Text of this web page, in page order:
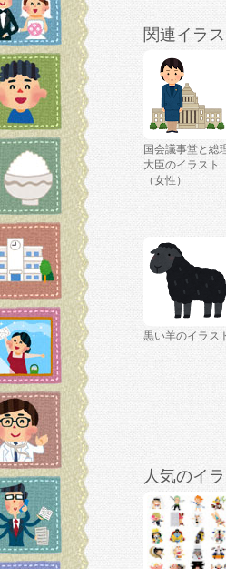
関連イラス
国会議事堂と総
大臣のイラスト
（女性）
黒い羊のイラス
人気のイ